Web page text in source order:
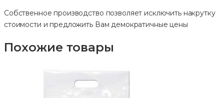
Собственное производство позволяет исключить накрутку
стоимости и предложить Вам демократичные цены
Похожие товары